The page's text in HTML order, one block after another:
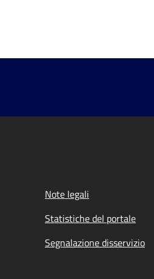
Note legali
Statistiche del portale
Segnalazione disservizio